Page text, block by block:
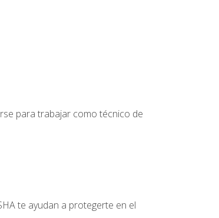
para trabajar como técnico de
te ayudan a protegerte en el